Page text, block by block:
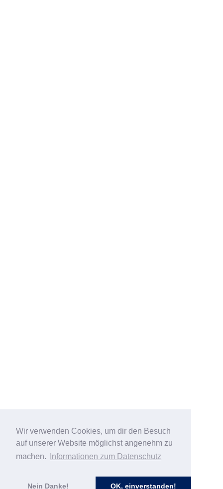
Wir verwenden Cookies, um dir den Besuch
auf unserer Website möglichst angenehm zu
machen.
Informationen zum Datenschutz
Nein Danke! OK, einverstanden!